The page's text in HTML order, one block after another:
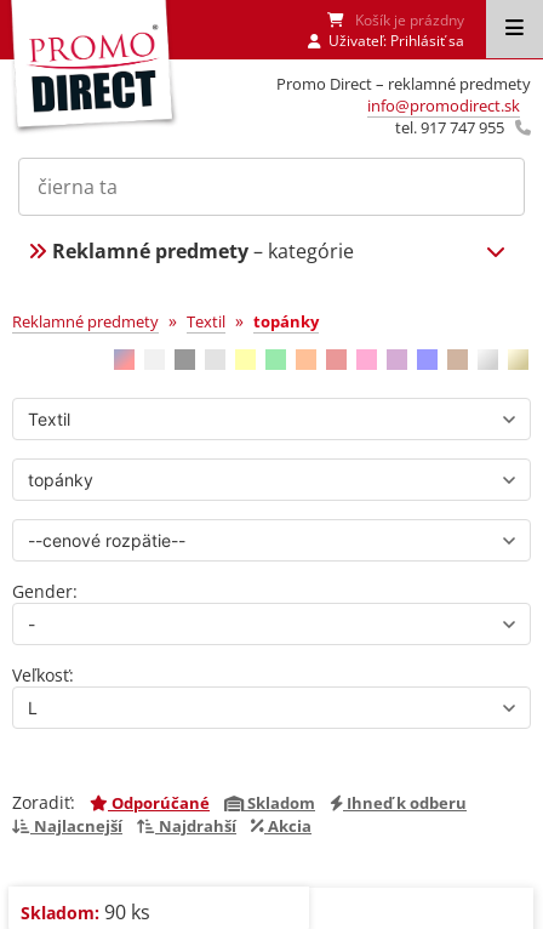
Promo Direct – reklamné predmety
info@promodirect.sk
tel. 917 747 955
Košík je prázdny
Uživateľ: Prihlásiť sa
Reklamné predmety– kategórie
topánky
Reklamné predmety » Textil » topánky
Gender:
Veľkosť:
Zoradiť: Odporúčané Skladom
Ihneď k odberu
Najlacnejší
Najdrahší Akcia
Skladom: 90 ks